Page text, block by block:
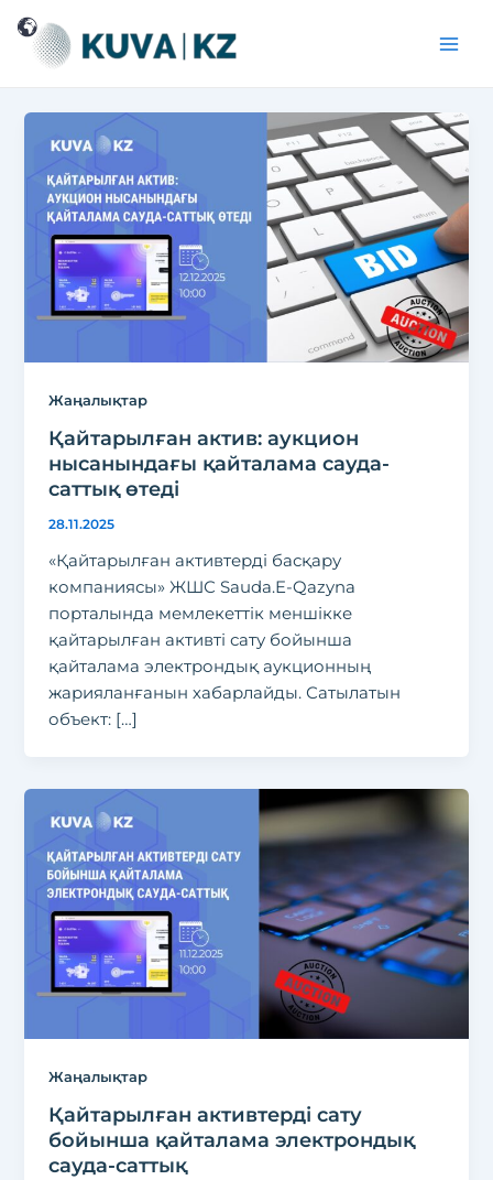
Перейти
содержимому
Жаңалықтар
Қайтарылған актив: аукцион
нысанындағы қайталама сауда-
саттық өтеді
28.11.2025
«Қайтарылған активтерді басқару
компаниясы» ЖШС Sauda.E-Qazyna
порталында мемлекеттік меншікке
қайтарылған активті сату бойынша
қайталама электрондық аукционның
жарияланғанын хабарлайды. Сатылатын
объект: […]
Жаңалықтар
Қайтарылған активтерді сату
бойынша қайталама электрондық
сауда-саттық
Постраничная
навигация
записи